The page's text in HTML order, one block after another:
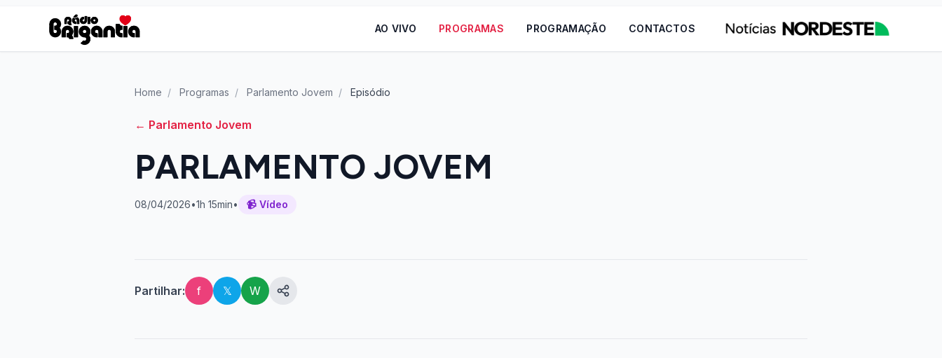
AO VIVO PROGRAMAS PROGRAMAÇÃO CONTACTOS
Home / Programas / Parlamento Jovem / Episódio
← Parlamento Jovem
PARLAMENTO JOVEM
08/04/2026•1h 15min• 📹 Vídeo
Partilhar: f 𝕏 W